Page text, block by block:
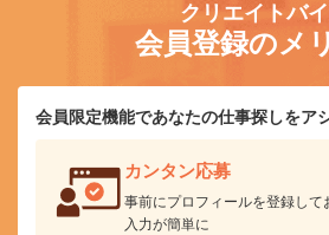
クリエイトバ
会員登録のメ
会員限定機能であなたの仕事探しをア
カンタン応募
事前にプロフィールを登録して
入力が簡単に